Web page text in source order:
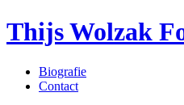
Thijs Wolzak
Biografie
Contact